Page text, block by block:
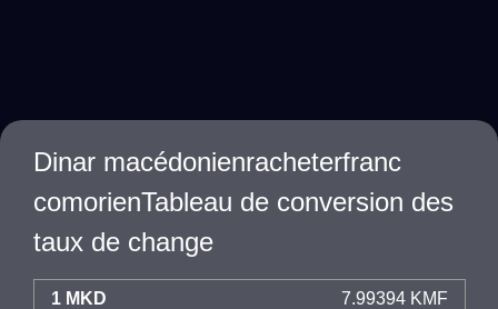
Dinar macédonienracheterfranc
comorienTableau de conversion des
taux de change
1 MKD 7.99394 KMF